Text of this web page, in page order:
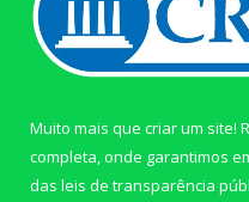
Muito mais que criar um site!
completa, onde garantimos
das leis de transparência